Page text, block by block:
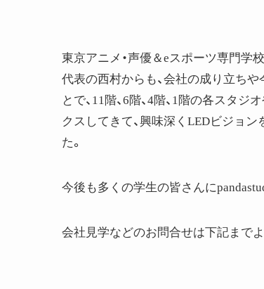
東京アニメ・声優＆eスポーツ専門学
代表の西村からも、会社の成り立ち
とで、11階、6階、4階、1階の各スタ
クスしてきて、興味深くLEDビジョ
た。
今後も多くの学生の皆さんに
会社見学などのお問合せは下記まで